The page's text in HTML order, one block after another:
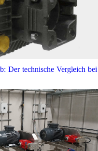
Der technische Vergleich bei